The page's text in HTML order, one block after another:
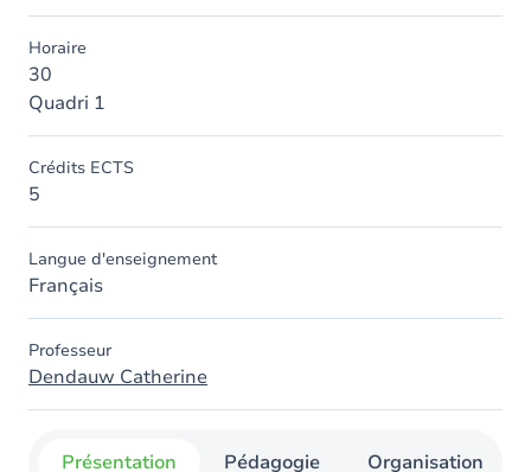
Horaire
30
Quadri 1
Crédits ECTS
5
Langue d'enseignement
Français
Professeur
Dendauw Catherine
Présentation Pédagogie Organisation